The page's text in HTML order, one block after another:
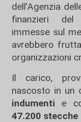
dell’Agenzia
finanzieri del
immesse sul
avrebbero
organizzazioni
Il carico,
nascosto in un
indumenti e
47.200